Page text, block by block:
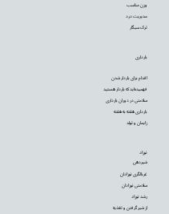
نوزاد
شیردهی
غربالگری نوزادان
سلامتی نوزادان
رشد نوزاد
از شیر گرفتن و تغذیه
بارداری
اقدام برای باردار شدن
فهمیده‌اید که باردار هستید
سلامتی در دوران بارداری
بارداری هفته به هفته
زایمان و تولد
وزن مناسب
مدیریت درد
ترک سیگار